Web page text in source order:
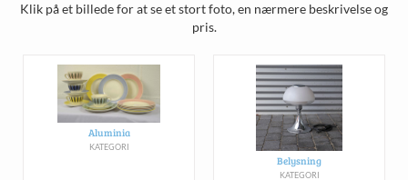
Klik på et billede for at se et stort foto, en nærmere beskrivelse og
pris.
Aluminia
KATEGORI
Belysning
KATEGORI